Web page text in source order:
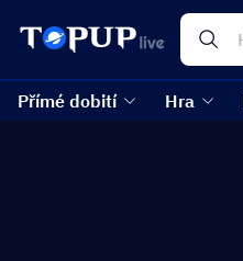
Přímé dobití Hra